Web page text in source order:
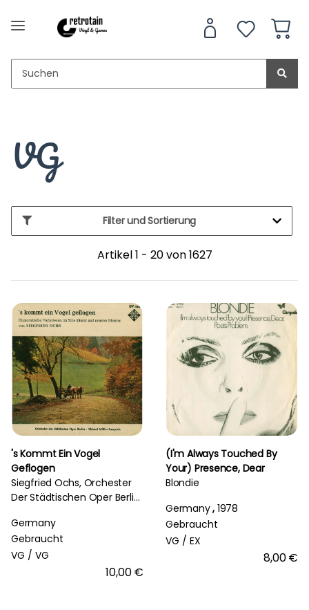
VG
Filter und Sortierung
Artikel 1 - 20 von 1627
's Kommt Ein Vogel
Geflogen
Siegfried Ochs, Orchester
Der Städtischen Oper Berlin,
Germany
Gebraucht
VG / VG
10,00 €
(I'm Always Touched By
Your) Presence, Dear
Blondie
Germany, 1978
Gebraucht
VG / EX
8,00 €